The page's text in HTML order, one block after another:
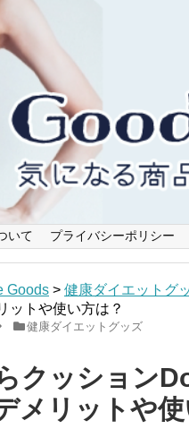
いて プライバシーポリシー
Goods > 健康ダイエットグ
ットや使い方は？
健康ダイエットグッズ
クッション
メリットや使